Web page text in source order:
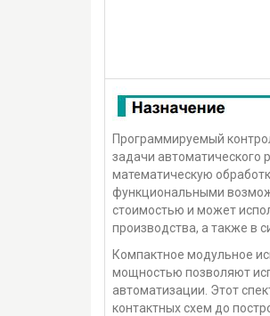
Программируемый
задачи автоматического
математическую
функциональными
стоимостью и может
производства, а также в
Компактное модульное
мощностью позволяют
автоматизации. Этот
контактных схем до